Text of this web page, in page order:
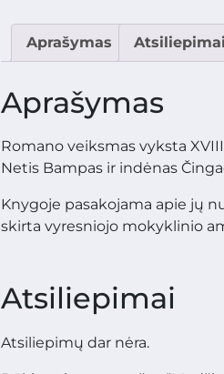
Aprašymas
Aprašymas
Romano veiksmas vyksta
Netis Bampas ir indėnas
Knygoje pasakojama apie jų
skirta vyresniojo mokyklinio
Atsiliepimai
Atsiliepimų dar nėra.